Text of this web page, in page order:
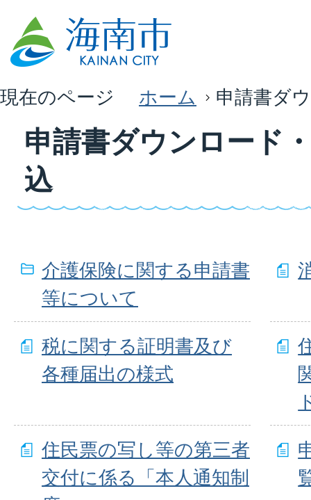
現在のページ ホーム 申請書ダ
申請書ダウンロード
込
介護保険に関する申請書
等について
税に関する証明書及び
各種届出の様式
住民票の写し等の第三者
交付に係る「本人通知制